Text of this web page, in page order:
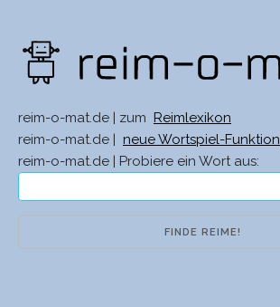
reim-o-mat.de | zum
Reimlexikon
reim-o-mat.de |
neue Wortspiel-Funktion
reim-o-mat.de | Probiere ein Wort aus: